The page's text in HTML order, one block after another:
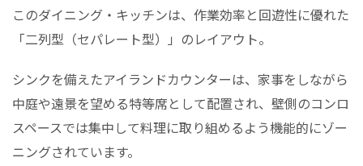
このダイニング・キッチンは、作業効率と回遊性に優れた
「二列型（セパレート型）」のレイアウト。
シンクを備えたアイランドカウンターは、家事をしながら
中庭や遠景を望める特等席として配置され、壁側のコンロ
スペースでは集中して料理に取り組めるよう機能的にゾー
ニングされています。